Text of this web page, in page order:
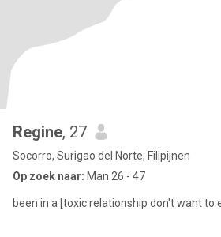
Regine, 27
Socorro, Surigao del Norte, Filipijnen
Op zoek naar: Man 26 - 47
been in a [toxic relationship don't want to